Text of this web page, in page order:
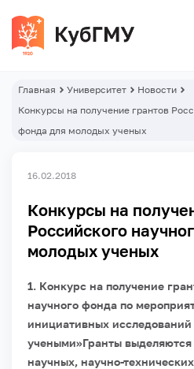
Главная Университет
Новости
Конкурсы на получение грантов
фонда для молодых ученых
16.02.2018
Конкурсы на
Российского
молодых ученых
1. Конкурс на получение
научного фонда по
инициативных
учеными»Гранты
научных, научно-